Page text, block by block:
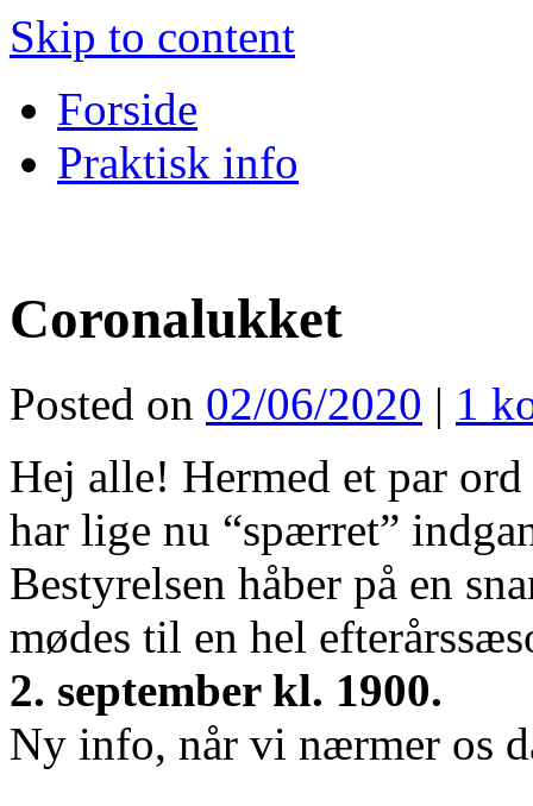
Skip to content
Forside
Praktisk info
Coronalukket
Posted on 02/06/2020 | 1
Hej alle! Hermed et par
har lige nu “spærret”
Bestyrelsen håber på en
mødes til en hel
2. september kl. 1900.
Ny info, når vi nærmer os